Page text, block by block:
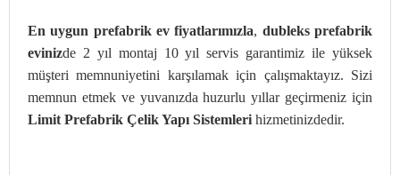
En uygun prefabrik ev fiyatlarımızla, dubleks prefabrik
evinizde 2 yıl montaj 10 yıl servis garantimiz ile yüksek
müşteri memnuniyetini karşılamak için çalışmaktayız. Sizi
memnun etmek ve yuvanızda huzurlu yıllar geçirmeniz için
Limit Prefabrik Çelik Yapı Sistemleri hizmetinizdedir.